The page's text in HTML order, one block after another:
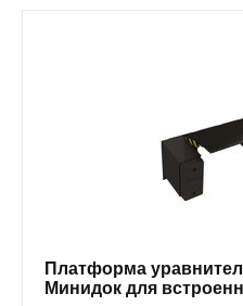
Платформа
Минидок для